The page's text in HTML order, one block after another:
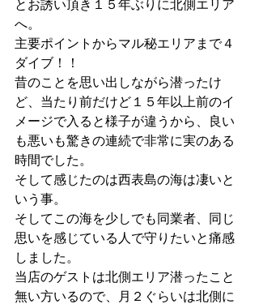
とお誘い頂き１５年ぶりに北側エリア
へ。
主要ポイントからマル秘エリアまで４
ダイブ！！
昔のことを思い出しながら潜ったけ
ど、当たり前だけど１５年以上前のイ
メージで入ると様子が違うから、良い
も悪いも驚きの連続で非常に実のある
時間でした。
そして感じたのは西表島の海は凄いと
いう事。
そしてこの海を少しでも同業者、同じ
思いを感じている人で守りたいと痛感
しました。
当店のゲストは北側エリア潜ったこと
無い方いるので、月２ぐらいは北側に